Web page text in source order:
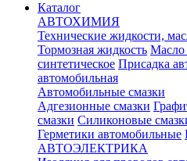
Каталог
АВТОХИМИЯ
Технические жидкости,
Тормозная жидкость Масло
синтетическое Присадка
автомобильная
Автомобильные смазки
Адгезионные смазки
смазки Силиконовые
Герметики автомобильные
АВТОЭЛЕКТРИКА